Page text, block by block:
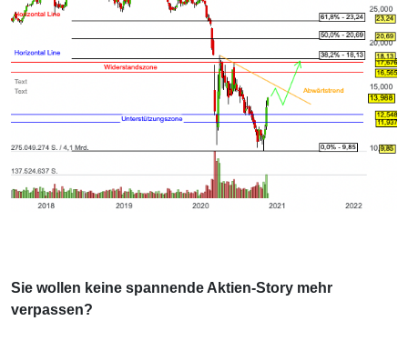
Sie wollen keine spannende Aktien-Story mehr
verpassen?